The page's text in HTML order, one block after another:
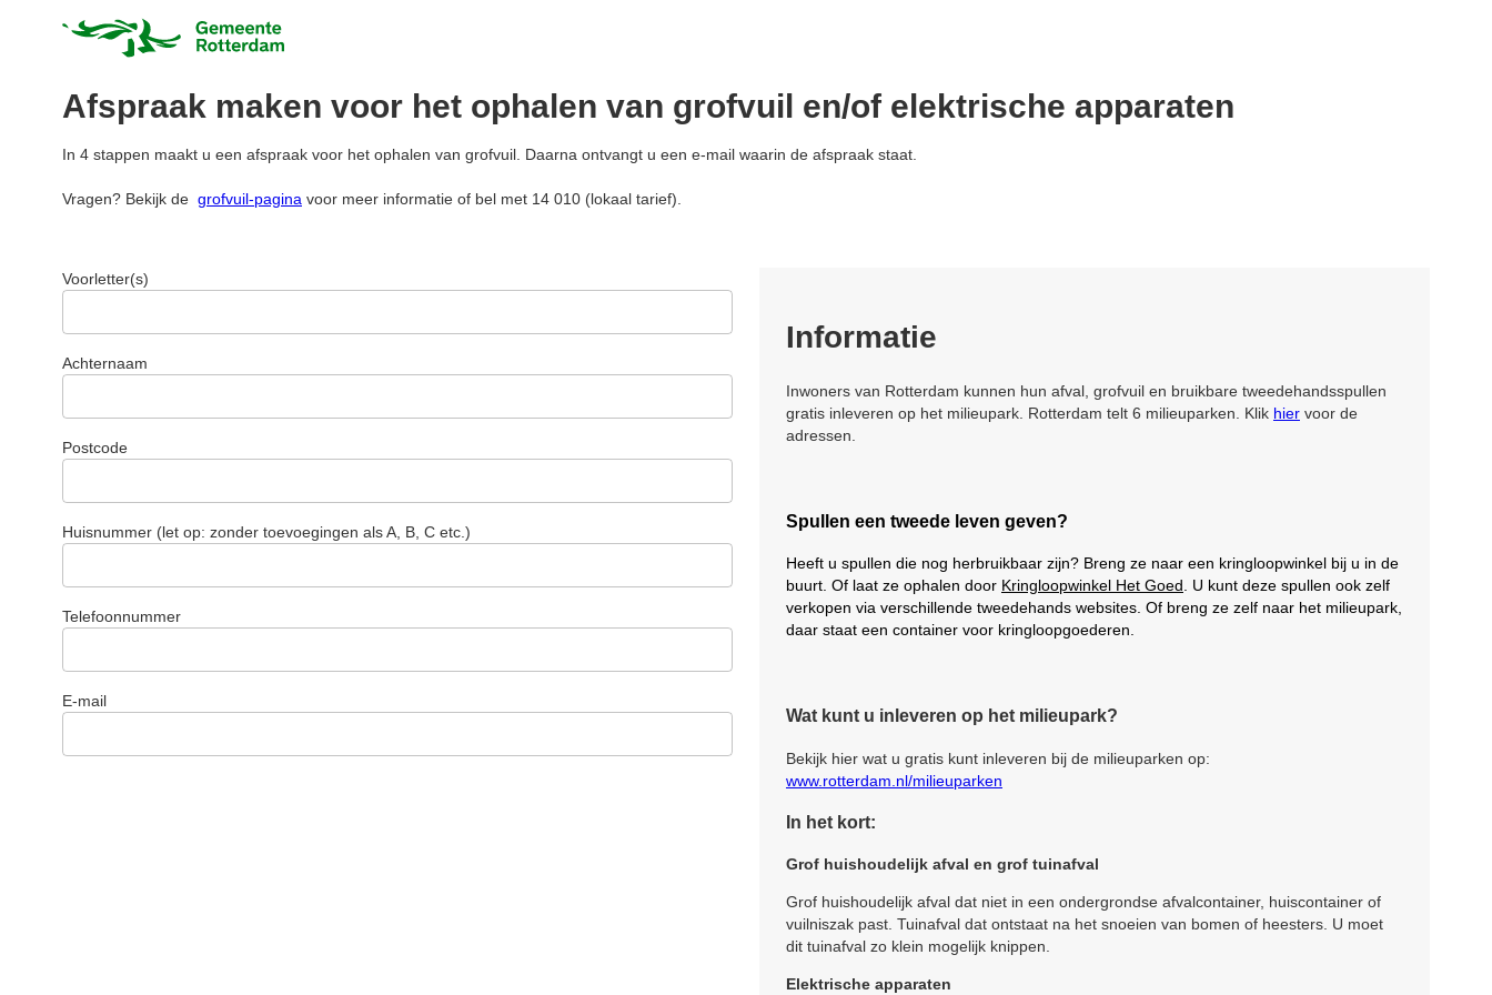
Afspraak maken voor het ophalen van grofvuil en/of elektrische apparaten
In 4 stappen maakt u een afspraak voor het ophalen van grofvuil. Daarna ontvangt u een e-mail waarin de afspraak staat.
Vragen? Bekijk de grofvuil-pagina voor meer informatie of bel met 14 010 (lokaal tarief).
Informatie
Inwoners van Rotterdam kunnen hun afval, grofvuil en bruikbare tweedehandsspullen
gratis inleveren op het milieupark. Rotterdam telt 6 milieuparken. Klik hier voor de
adressen.
Spullen een tweede leven geven?
Heeft u spullen die nog herbruikbaar zijn? Breng ze naar een kringloopwinkel bij u in de
buurt. Of laat ze ophalen door Kringloopwinkel Het Goed. U kunt deze spullen ook zelf
verkopen via verschillende tweedehands websites. Of breng ze zelf naar het milieupark,
daar staat een container voor kringloopgoederen.
Wat kunt u inleveren op het milieupark?
Bekijk hier wat u gratis kunt inleveren bij de milieuparken op:
www.rotterdam.nl/milieuparken
In het kort:
Grof huishoudelijk afval en grof tuinafval
Grof huishoudelijk afval dat niet in een ondergrondse afvalcontainer, huiscontainer of
vuilniszak past. Tuinafval dat ontstaat na het snoeien van bomen of heesters. U moet
dit tuinafval zo klein mogelijk knippen.
Elektrische apparaten
Voorletter(s)
Achternaam
Postcode
Huisnummer (let op: zonder toevoegingen als A, B, C etc.)
Telefoonnummer
E-mail